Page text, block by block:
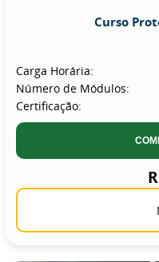
Curso
Carga Horária:
Número de Módulos:
Certificação: